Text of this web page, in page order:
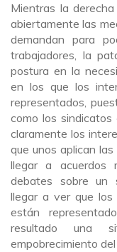
Mientras la
abiertamente las
demandan para
trabajadores, la
postura en la
en los que los
representados,
como los
claramente los
que unos aplican
llegar a acuerdos
debates sobre un
llegar a ver que los
están
resultado una
empobrecimiento